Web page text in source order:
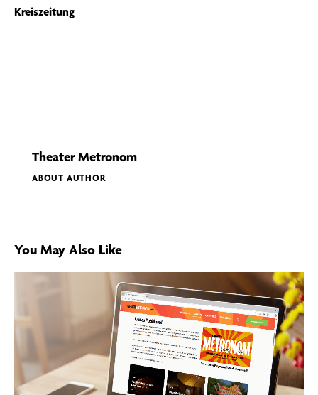
Kreiszeitung
Theater Metronom
ABOUT AUTHOR
You May Also Like